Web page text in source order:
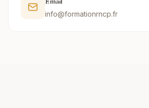
info@formationrncp.fr